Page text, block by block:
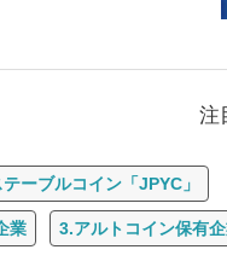
注
ーブルコイン「JPYC」
業 3.アルトコイン保有